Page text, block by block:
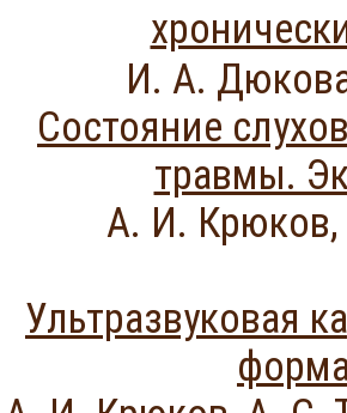
И. А.
Состояние
травмы.
А. И.
Ультразвуковая